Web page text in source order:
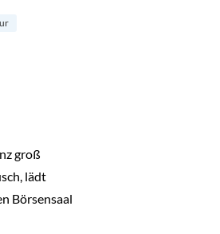
groß
lädt
Börsensaal
Days in Hamburg“